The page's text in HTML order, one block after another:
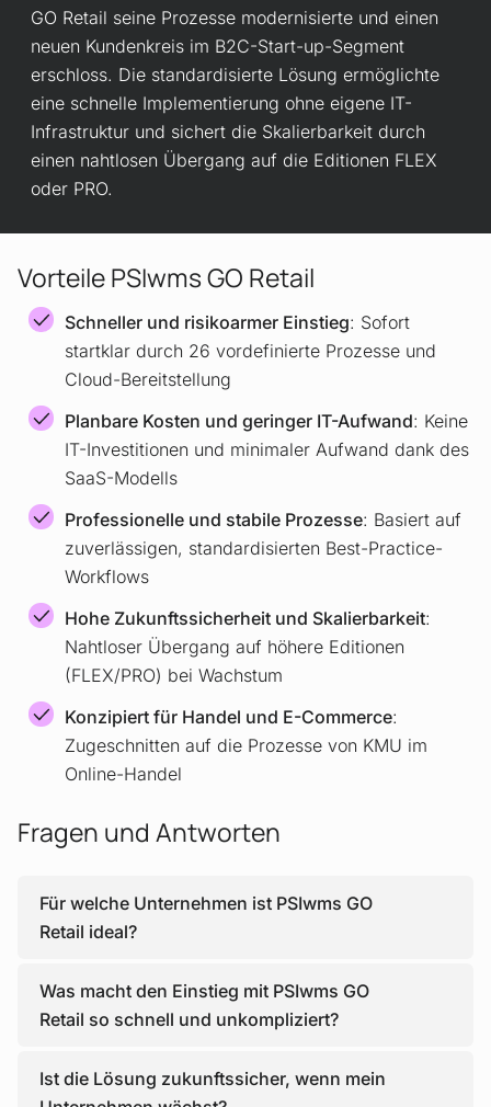
GO Retail seine Prozesse modernisierte und einen
neuen Kundenkreis im B2C-Start-up-Segment
erschloss. Die standardisierte Lösung ermöglichte
eine schnelle Implementierung ohne eigene IT-
Infrastruktur und sichert die Skalierbarkeit durch
einen nahtlosen Übergang auf die Editionen FLEX
oder PRO.
Vorteile PSIwms GO Retail
Schneller und risikoarmer Einstieg: Sofort
startklar durch 26 vordefinierte Prozesse und
Cloud-Bereitstellung
Planbare Kosten und geringer IT-Aufwand: Keine
IT-Investitionen und minimaler Aufwand dank des
SaaS-Modells
Professionelle und stabile Prozesse: Basiert auf
zuverlässigen, standardisierten Best-Practice-
Workflows
Hohe Zukunftssicherheit und Skalierbarkeit:
Nahtloser Übergang auf höhere Editionen
(FLEX/PRO) bei Wachstum
Konzipiert für Handel und E-Commerce:
Zugeschnitten auf die Prozesse von KMU im
Online-Handel
Fragen und Antworten
Für welche Unternehmen ist PSIwms GO
Retail ideal?
Was macht den Einstieg mit PSIwms GO
Retail so schnell und unkompliziert?
Ist die Lösung zukunftssicher, wenn mein